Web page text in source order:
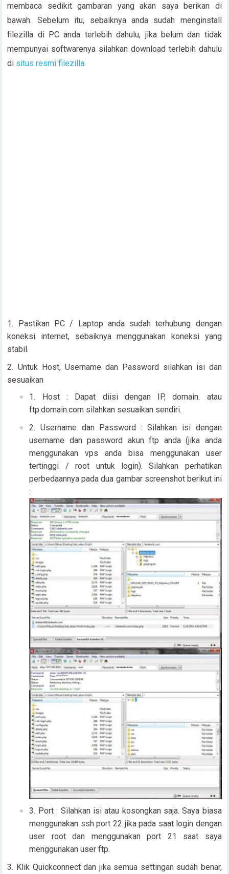
membaca sedikit gambaran yang akan saya berikan di
bawah. Sebelum itu, sebaiknya anda sudah menginstall
filezilla di PC anda terlebih dahulu, jika belum dan tidak
mempunyai softwarenya silahkan download terlebih dahulu
di situs resmi filezilla.
Pastikan PC / Laptop anda sudah terhubung dengan
koneksi internet, sebaiknya menggunakan koneksi yang
stabil.
Untuk Host, Username dan Password silahkan isi dan
sesuaikan
Host : Dapat diisi dengan IP, domain. atau
ftp.domain.com silahkan sesuaikan sendiri.
Username dan Password : Silahkan isi dengan
username dan password akun ftp anda (jika anda
menggunakan vps anda bisa menggunakan user
tertinggi / root untuk login). Silahkan perhatikan
perbedaannya pada dua gambar screenshot berikut ini
:
Port : Silahkan isi atau kosongkan saja. Saya biasa
menggunakan ssh port 22 jika pada saat login dengan
user root dan menggunakan port 21 saat saya
menggunakan user ftp.
Klik Quickconnect dan jika semua settingan sudah benar,